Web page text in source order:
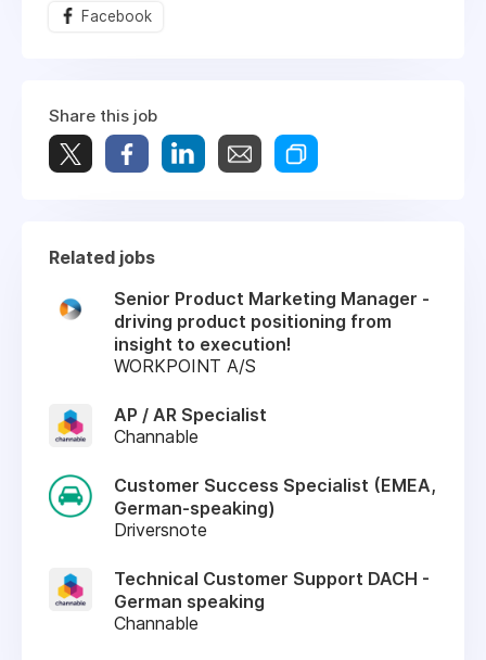
Facebook
Share this job
Related jobs
Senior Product Marketing Manager -
driving product positioning from
insight to execution!
WORKPOINT A/S
AP / AR Specialist
Channable
Customer Success Specialist (EMEA,
German-speaking)
Driversnote
Technical Customer Support DACH -
German speaking
Channable